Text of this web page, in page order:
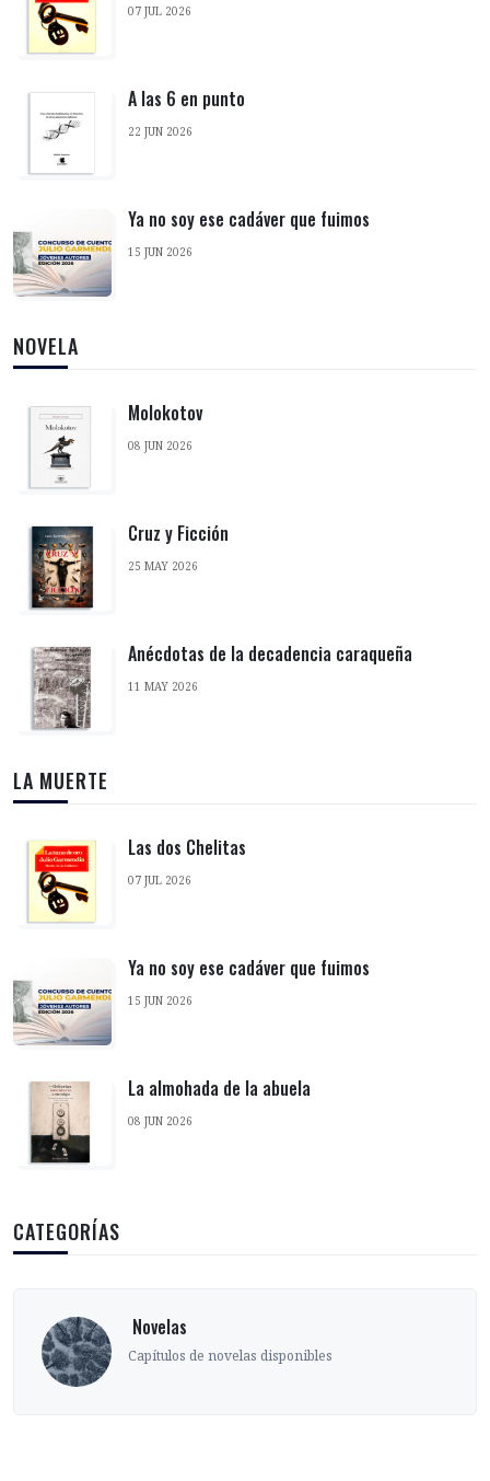
07 JUL 2026
A las 6 en punto
22 JUN 2026
Ya no soy ese cadáver que fuimos
15 JUN 2026
NOVELA
Molokotov
08 JUN 2026
Cruz y Ficción
25 MAY 2026
Anécdotas de la decadencia caraqueña
11 MAY 2026
LA MUERTE
Las dos Chelitas
07 JUL 2026
Ya no soy ese cadáver que fuimos
15 JUN 2026
La almohada de la abuela
08 JUN 2026
CATEGORÍAS
‎ Novelas
Capítulos de novelas disponibles